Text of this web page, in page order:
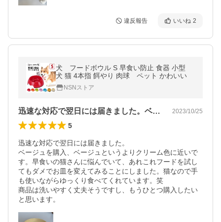
違反報告 いいね 2
犬 フードボウル S 早食い防止 食器 小型
犬 猫 4本指 餌やり 肉球 ペット かわいい
NSNストア
迅速な対応で翌日には届きました。ベージ… 2023/10/25
5
迅速な対応で翌日には届きました。
ベージュを購入、ベージュというよりクリーム色に近いで
す。早食いの猫さんに悩んでいて、あれこれフードを試し
てもダメでお皿を変えてみることにしました。猫なので手
も使いながらゆっくり食べてくれています。笑
商品は洗いやすく丈夫そうですし、もうひとつ購入したい